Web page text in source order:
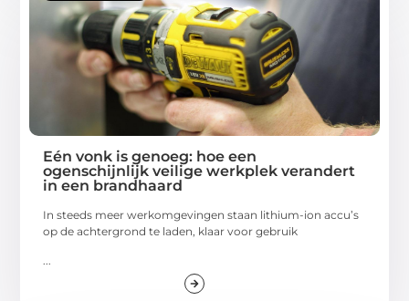
Eén vonk is genoeg: hoe een
ogenschijnlijk veilige werkplek verandert
in een brandhaard
In steeds meer werkomgevingen staan lithium-ion accu’s
op de achtergrond te laden, klaar voor gebruik
...